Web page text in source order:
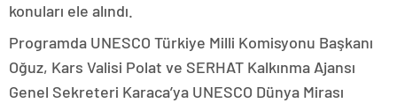
konuları ele alındı.
Programda UNESCO Türkiye Milli Komisyonu Başkanı
Oğuz, Kars Valisi Polat ve SERHAT Kalkınma Ajansı
Genel Sekreteri Karaca’ya UNESCO Dünya Mirası